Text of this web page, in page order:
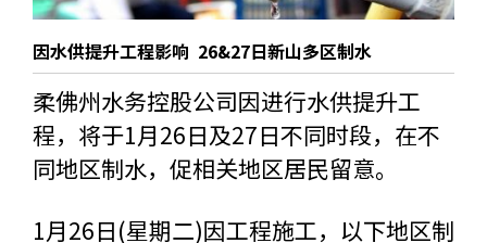
因水供提升工程影响 26&27日新山多区制水
柔佛州水务控股公司因进行水供提升工
程，将于1月26日及27日不同时段，在不
同地区制水，促相关地区居民留意。
1月26日(星期二)因工程施工，以下地区制